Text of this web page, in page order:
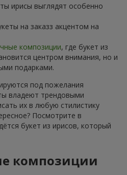
ирисы выглядят особенно
на заказз акцентом на
композиции, где букет из
центром внимания, но и
подарками.
под пожелания
владеют трендовыми
их в любую стилистику
Посмотрите в
букет из ирисов, который
композиции